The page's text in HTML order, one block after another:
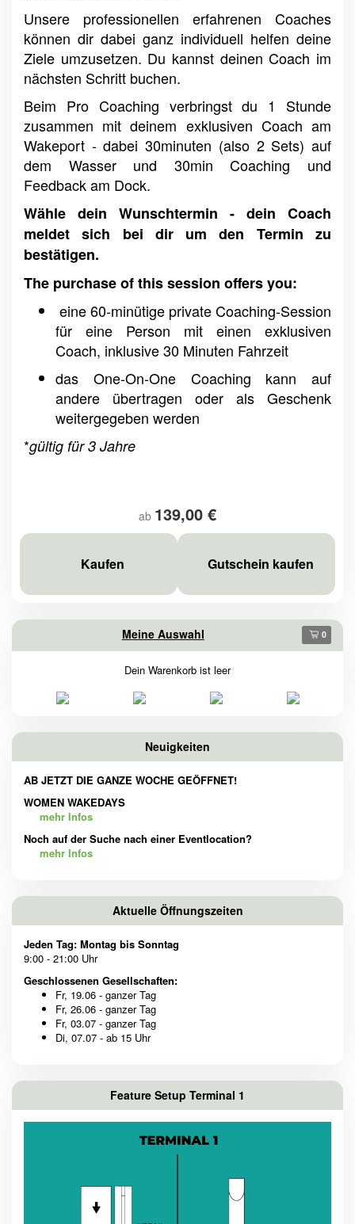
Unsere professionellen erfahrenen Coaches
können dir dabei ganz individuell helfen deine
Ziele umzusetzen. Du kannst deinen Coach im
nächsten Schritt buchen.
Beim Pro Coaching verbringst du 1 Stunde
zusammen mit deinem exklusiven Coach am
Wakeport - dabei 30minuten (also 2 Sets) auf
dem Wasser und 30min Coaching und
Feedback am Dock.
Wähle dein Wunschtermin - dein Coach
meldet sich bei dir um den Termin zu
bestätigen.
The purchase of this session offers you:
eine 60-minütige private Coaching-Session
für eine Person mit einen exklusiven
Coach, inklusive 30 Minuten Fahrzeit
das One-On-One Coaching kann auf
andere übertragen oder als Geschenk
weitergegeben werden
*gültig für 3 Jahre
ab 139,00 €
Kaufen Gutschein kaufen
Meine Auswahl 0
Dein Warenkorb ist leer
Neuigkeiten
AB JETZT DIE GANZE WOCHE GEÖFFNET!
WOMEN WAKEDAYS
mehr Infos
Noch auf der Suche nach einer Eventlocation?
mehr Infos
Aktuelle Öffnungszeiten
Jeden Tag: Montag bis Sonntag
9:00 - 21:00 Uhr
Geschlossenen Gesellschaften:
Fr, 19.06 - ganzer Tag
Fr, 26.06 - ganzer Tag
Fr, 03.07 - ganzer Tag
Di, 07.07 - ab 15 Uhr
Feature Setup Terminal 1